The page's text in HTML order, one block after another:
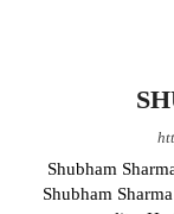
Shubham
Shubham